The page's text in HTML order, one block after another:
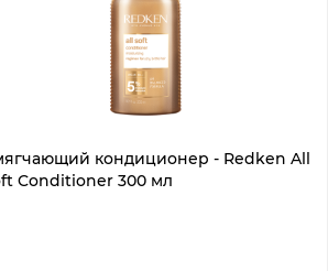
кондиционер - Redken All
Conditioner 300 мл